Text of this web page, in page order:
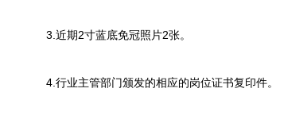
3.近期2寸蓝底免冠照片2张。
4.行业主管部门颁发的相应的岗位证书复印件。